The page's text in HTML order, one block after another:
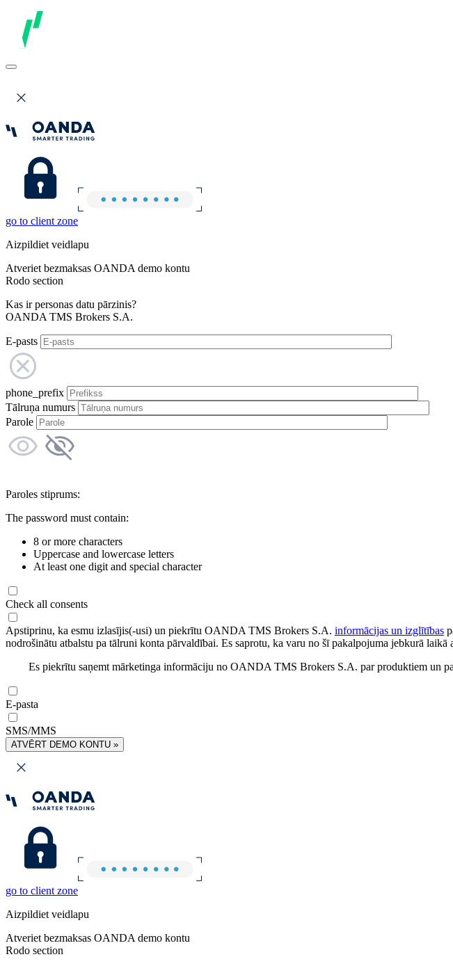
go to client zone
Aizpildiet veidlapu
Atveriet bezmaksas OANDA demo kontu
Rodo section
Kas ir personas datu pārzinis?
OANDA TMS Brokers S.A.
E-pasts
phone_prefix
Tālruņa numurs
Parole
Paroles stiprums:
The password must contain:
8 or more characters
Uppercase and lowercase letters
At least one digit and special character
Check all consents
Apstiprinu, ka esmu izlasījis(-usi) un piekrītu OANDA TMS Brokers S.A. informācijas un izglītības
nodrošinātu atbalstu pa tālruni konta pārvaldībai. Es saprotu, ka varu no šī pakalpojuma jebkurā laikā
Es piekrītu saņemt mārketinga informāciju no OANDA TMS Brokers S.A. par produktiem un
E-pasta
SMS/MMS
ATVĒRT DEMO KONTU »
go to client zone
Aizpildiet veidlapu
Atveriet bezmaksas OANDA demo kontu
Rodo section